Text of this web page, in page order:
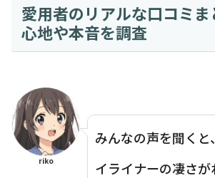
愛用者のリアルな口コミ
心地や本音を調査
riko
みんなの声を聞く
イライナーの凄さ